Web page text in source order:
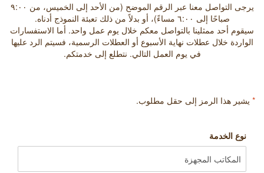
يرجى التواصل معنا عبر الرقم الموضح (من الأحد إلى الخميس، من ٩:۰۰
صباحًا إلى ٦:۰۰ مساءً)، أو بدلاً من ذلك تعبئة النموذج أدناه.
سيقوم أحد ممثلينا بالتواصل معكم خلال يوم عمل واحد. أما الاستفسارات
الواردة خلال عطلات نهاية الأسبوع أو العطلات الرسمية، فسيتم الرد عليها
في يوم العمل التالي. نتطلع إلى خدمتكم.
* يشير هذا الرمز إلى حقل مطلوب.
نوع الخدمة